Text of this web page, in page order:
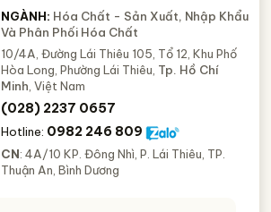
NGÀNH: Hóa Chất - Sản Xuất, Nhập Khẩu
Và Phân Phối Hóa Chất
10/4A, Đường Lái Thiêu 105, Tổ 12, Khu Phố
Hòa Long, Phường Lái Thiêu, Tp. Hồ Chí
Minh , Việt Nam
(028) 2237 0657
Hotline: 0982 246 809
CN: 4A/10 KP. Đông Nhì, P. Lái Thiêu, TP.
Thuận An, Bình Dương